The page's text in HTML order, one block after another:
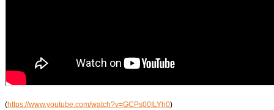
(https://www.youtube.com/watch?v=GCPs00ILYh0)